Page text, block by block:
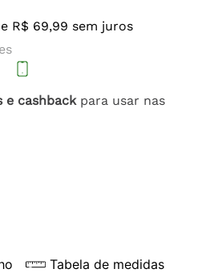
R$ 69,99 sem juros
e cashbackpara usar nas
Tabela de medidas